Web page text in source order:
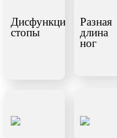
Дисфункция
стопы
Разная
длина
ног